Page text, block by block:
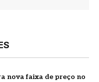
nova faixa de preço no